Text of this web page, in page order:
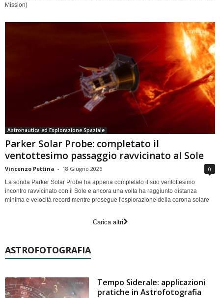
Mission)
Astronautica ed Esplorazione Spaziale
Parker Solar Probe: completato il
ventottesimo passaggio ravvicinato al Sole
Vincenzo Pettina - 18 Giugno 2026 0
La sonda Parker Solar Probe ha appena completato il suo ventottesimo
incontro ravvicinato con il Sole e ancora una volta ha raggiunto distanza
minima e velocità record mentre prosegue l'esplorazione della corona solare
Carica altri
ASTROFOTOGRAFIA
Tempo Siderale: applicazioni
pratiche in Astrofotografia